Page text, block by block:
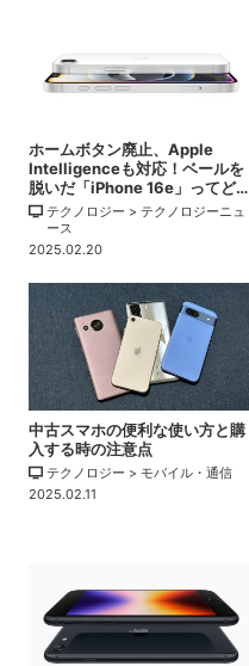
ホームボタン廃止、Apple
Intelligenceも対応！ベールを
脱いだ「iPhone 16e」ってど…
テクノロジー > テクノロジーニュ
ース
2025.02.20
中古スマホの便利な使い方と購
入する時の注意点
テクノロジー > モバイル・通信
2025.02.11